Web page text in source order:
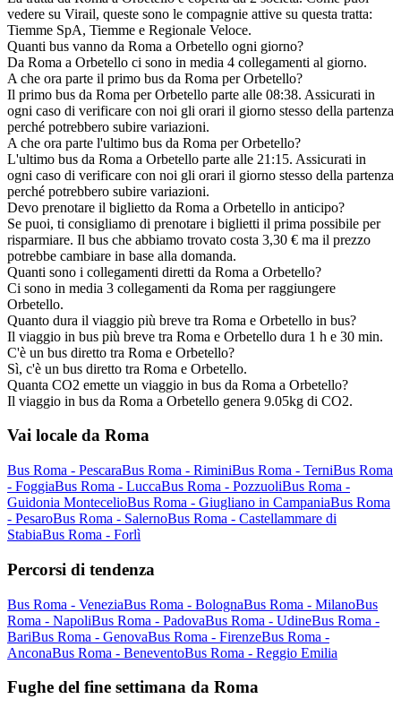
vedere su Virail, queste sono le compagnie attive su questa tratta:
Tiemme SpA, Tiemme e Regionale Veloce.
Quanti bus vanno da Roma a Orbetello ogni giorno?
Da Roma a Orbetello ci sono in media 4 collegamenti al giorno.
A che ora parte il primo bus da Roma per Orbetello?
Il primo bus da Roma per Orbetello parte alle 08:38. Assicurati in
ogni caso di verificare con noi gli orari il giorno stesso della partenza
perché potrebbero subire variazioni.
A che ora parte l'ultimo bus da Roma per Orbetello?
L'ultimo bus da Roma a Orbetello parte alle 21:15. Assicurati in
ogni caso di verificare con noi gli orari il giorno stesso della partenza
perché potrebbero subire variazioni.
Devo prenotare il biglietto da Roma a Orbetello in anticipo?
Se puoi, ti consigliamo di prenotare i biglietti il prima possibile per
risparmiare. Il bus che abbiamo trovato costa 3,30 € ma il prezzo
potrebbe cambiare in base alla domanda.
Quanti sono i collegamenti diretti da Roma a Orbetello?
Ci sono in media 3 collegamenti da Roma per raggiungere
Orbetello.
Quanto dura il viaggio più breve tra Roma e Orbetello in bus?
Il viaggio in bus più breve tra Roma e Orbetello dura 1 h e 30 min.
C'è un bus diretto tra Roma e Orbetello?
Sì, c'è un bus diretto tra Roma e Orbetello.
Quanta CO2 emette un viaggio in bus da Roma a Orbetello?
Il viaggio in bus da Roma a Orbetello genera 9.05kg di CO2.
Vai locale da Roma
Bus Roma - PescaraBus Roma - RiminiBus Roma - TerniBus Roma
- FoggiaBus Roma - LuccaBus Roma - PozzuoliBus Roma -
Guidonia MontecelioBus Roma - Giugliano in CampaniaBus Roma
- PesaroBus Roma - SalernoBus Roma - Castellammare di
StabiaBus Roma - Forlì
Percorsi di tendenza
Bus Roma - VeneziaBus Roma - BolognaBus Roma - MilanoBus
Roma - NapoliBus Roma - PadovaBus Roma - UdineBus Roma -
BariBus Roma - GenovaBus Roma - FirenzeBus Roma -
AnconaBus Roma - BeneventoBus Roma - Reggio Emilia
Fughe del fine settimana da Roma